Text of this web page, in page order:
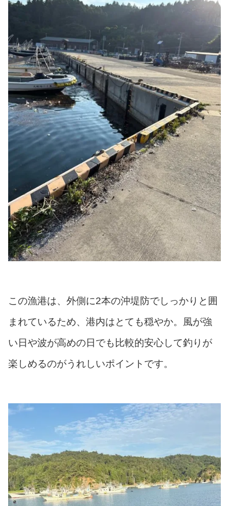
この漁港は、外側に2本の沖堤防でしっかりと囲
まれているため、港内はとても穏やか。風が強
い日や波が高めの日でも比較的安心して釣りが
楽しめるのがうれしいポイントです。